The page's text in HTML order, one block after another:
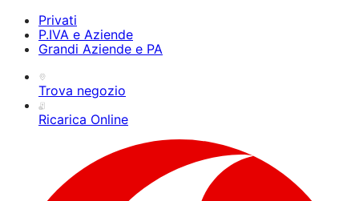
Privati
P.IVA e Aziende
Grandi Aziende e PA
Trova negozio
Ricarica Online